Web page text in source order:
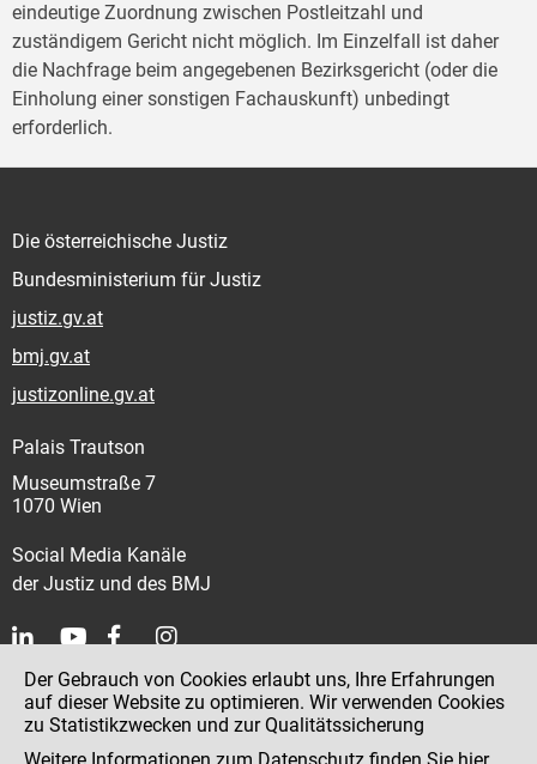
eindeutige Zuordnung zwischen Postleitzahl und
zuständigem Gericht nicht möglich. Im Einzelfall ist daher
die Nachfrage beim angegebenen Bezirksgericht (oder die
Einholung einer sonstigen Fachauskunft) unbedingt
erforderlich.
Die österreichische Justiz
Bundesministerium für Justiz
justiz.gv.at
bmj.gv.at
justizonline.gv.at
Palais Trautson
Museumstraße 7
1070 Wien
Social Media Kanäle
der Justiz und des BMJ
Kontakt
Impressum
Der Gebrauch von Cookies erlaubt uns, Ihre Erfahrungen
auf dieser Website zu optimieren. Wir verwenden Cookies
zu Statistikzwecken und zur Qualitätssicherung